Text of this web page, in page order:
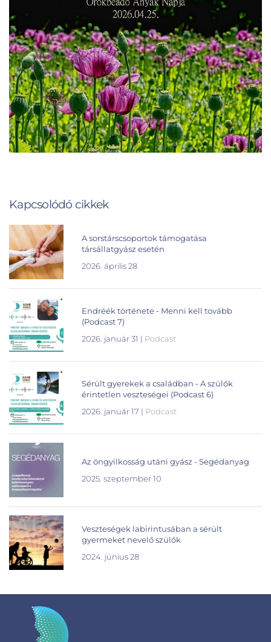
Kapcsolódó cikkek
A sorstárscsoportok támogatása
társállatgyász esetén
2026. április 28
Endréék története - Menni kell tovább
(Podcast 7)
2026. január 31 | Podcast
Sérült gyerekek a családban - A szülők
érintetlen veszteségei (Podcast 6)
2026. január 17 | Podcast
Az öngyilkosság utáni gyász - Segédanyag
2025. szeptember 10
Veszteségek labirintusában a sérült
gyermeket nevelő szülők
2024. június 28